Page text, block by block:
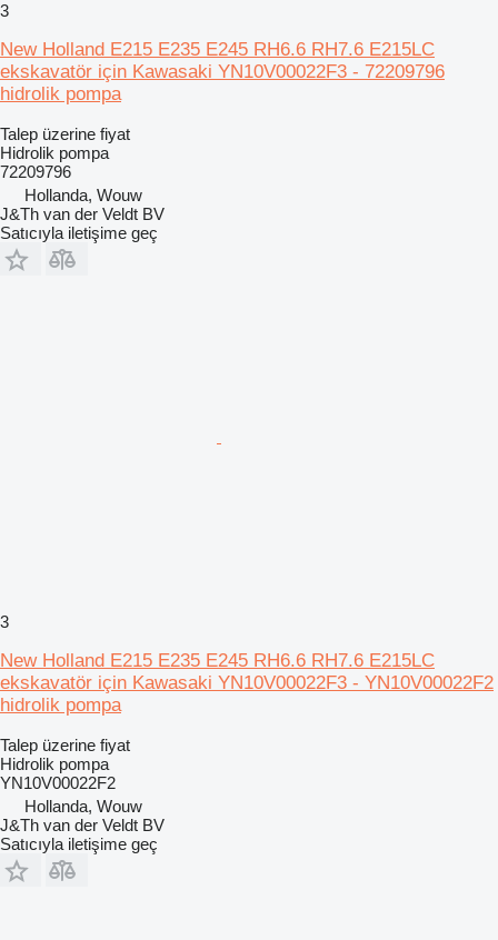
3
New Holland E215 E235 E245 RH6.6 RH7.6 E215LC
ekskavatör için Kawasaki YN10V00022F3 - 72209796
hidrolik pompa
Talep üzerine fiyat
Hidrolik pompa
72209796
Hollanda, Wouw
J&Th van der Veldt BV
Satıcıyla iletişime geç
3
New Holland E215 E235 E245 RH6.6 RH7.6 E215LC
ekskavatör için Kawasaki YN10V00022F3 - YN10V00022F2
hidrolik pompa
Talep üzerine fiyat
Hidrolik pompa
YN10V00022F2
Hollanda, Wouw
J&Th van der Veldt BV
Satıcıyla iletişime geç